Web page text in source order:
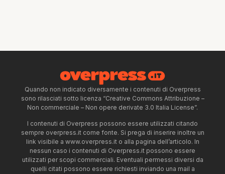
Quando non indicato diversamente i contenuti di Overpress
sono rilasciati sotto licenza “Creative Commons Attribuzione –
Non commerciale – Non opere derivate 3.0 Italia License”.
I contenuti di Overpress possono essere utilizzati citando
sempre overpress.it come fonte. Si prega di inserire inoltre un
link visibile a www.overpress.it o alla pagina dell’articolo. In
nessun caso i contenuti di Overpress.it possono essere
utilizzati per scopi commerciali. Eventuali permessi diversi da
quelli citati possono essere richiesti inviando una mail a